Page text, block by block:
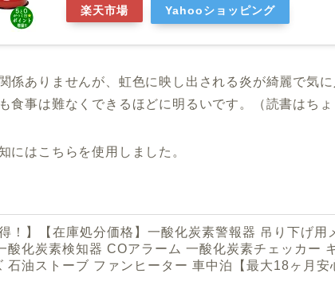
楽天市場 Yahooショッピング
係ありませんが、虹色に映し出される炎が綺麗で気に
食事は難なくできるほどに明るいです。（読書はちょ
にはこちらを使用しました。
！】【在庫処分価格】一酸化炭素警報器 吊り下げ用
酸化炭素検知器 COアラーム 一酸化炭素チェッカー
石油ストーブ ファンヒーター 車中泊【最大18ヶ月安